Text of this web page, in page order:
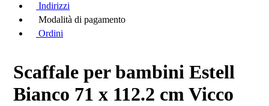
Indirizzi
Modalità di pagamento
Ordini
Scaffale per bambini Estell
Bianco 71 x 112.2 cm Vicco